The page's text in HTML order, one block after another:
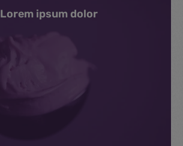
Lorem ipsum dolor